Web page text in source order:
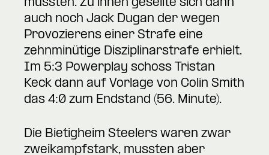
mussten. Zu ihnen gesellte sich dann
auch noch Jack Dugan der wegen
Provozierens einer Strafe eine
zehnminütige Disziplinarstrafe erhielt.
Im 5:3 Powerplay schoss Tristan
Keck dann auf Vorlage von Colin Smith
das 4:0 zum Endstand (56. Minute).
Die Bietigheim Steelers waren zwar
zweikampfstark, mussten aber